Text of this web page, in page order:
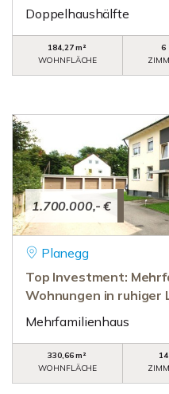
Doppelhaushälfte
184,27 m²
WOHNFLÄCHE
6
1.700.000,- €
Planegg
Top Investment:
Wohnungen in ruhiger
Mehrfamilienhaus
330,66 m²
WOHNFLÄCHE
14